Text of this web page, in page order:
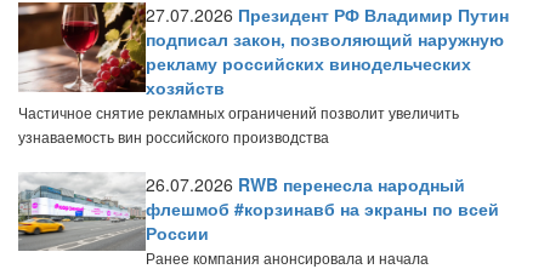
27.07.2026 Президент РФ Владимир Путин
подписал закон, позволяющий наружную
рекламу российских винодельческих
хозяйств
Частичное снятие рекламных ограничений позволит увеличить
узнаваемость вин российского производства
26.07.2026 RWB перенесла народный
флешмоб #корзинавб на экраны по всей
России
Ранее компания анонсировала и начала